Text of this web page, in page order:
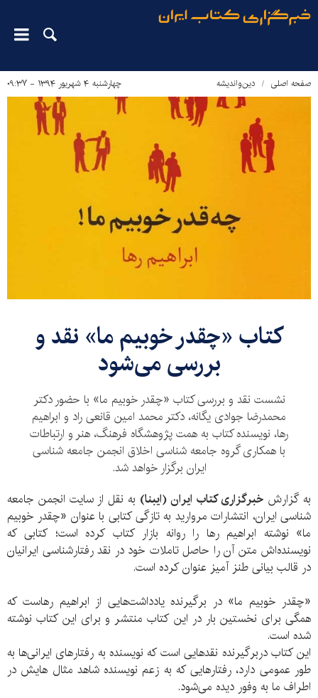
صفحه اصلی دین‌واندیشه چهارشنبه ۴ شهریور ۱۳۹۴ - ۰۹:۳۷
کتاب «چقدر خوبیم ما» نقد و
بررسی می‌شود
نشست نقد و بررسی کتاب «چقدر خوبیم ما» با حضور دکتر
محمدرضا جوادی یگانه، دکتر محمد امین قانعی راد و ابراهیم
رها، نویسنده کتاب به همت پژوهشگاه فرهنگ، هنر و ارتباطات
با همکاری گروه جامعه شناسی اخلاق انجمن جامعه شناسی
ایران برگزار خواهد شد.
به گزارش خبرگزاری کتاب ایران (ایبنا) به نقل از سایت انجمن جامعه
شناسی ایران، انتشارات مروارید به تازگی کتابی با عنوان «چقدر خوبیم
ما» نوشته ابراهیم رها را روانه بازار کتاب کرده است؛ کتابی که
نویسنده‌اش متن آن را حاصل تاملات خود در نقد رفتارشناسی ایرانیان
در قالب بیانی طنز آمیز عنوان کرده است.
«چقدر خوبیم ما» در برگیرنده یادداشت‌هایی از ابراهیم رهاست که
همگی برای نخستین بار در این کتاب منتشر و برای این کتاب نوشته
شده است.
این کتاب دربرگیرنده نقدهایی است که نویسنده به رفتارهای ایرانی‌ها به
طور عمومی دارد، رفتارهایی که به زعم نویسنده شاهد مثال هایش در
اطراف ما به وفور دیده می‌شود.